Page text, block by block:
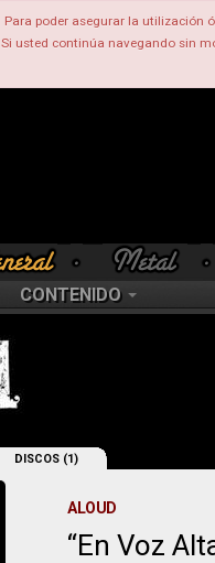
Para poder asegurar la utilización
Si usted continúa navegando sin
CONTENIDO
DISCOS (1)
ALOUD
En Voz